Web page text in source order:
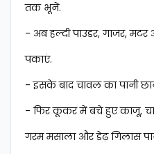
तक भूनें.
- अब हल्दी पाउडर, गाजर,
पकाएं.
- इसके बाद चावल का पानी
- फिर कूकर में बचे हुए काजू,
गरम मसाला और डेढ़ गिलास